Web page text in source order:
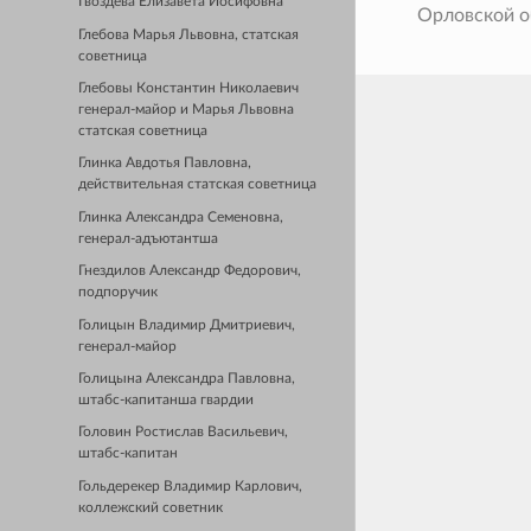
Глебова Марья Львовна, статская
советница
Глебовы Константин Николаевич
генерал-майор и Марья Львовна
статская советница
Глинка Авдотья Павловна,
действительная статская советница
Глинка Александра Семеновна,
генерал-адъютантша
Гнездилов Александр Федорович,
подпоручик
Голицын Владимир Дмитриевич,
генерал-майор
Голицына Александра Павловна,
штабс-капитанша гвардии
Головин Ростислав Васильевич,
штабс-капитан
Гольдерекер Владимир Карлович,
коллежский советник
Орловской